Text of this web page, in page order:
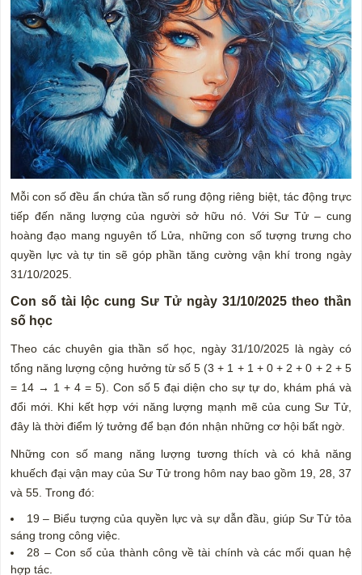
Mỗi con số đều ẩn chứa tần số rung động riêng biệt, tác động trực
tiếp đến năng lượng của người sở hữu nó. Với Sư Tử – cung
hoàng đạo mang nguyên tố Lửa, những con số tượng trưng cho
quyền lực và tự tin sẽ góp phần tăng cường vận khí trong ngày
31/10/2025.
Con số tài lộc cung Sư Tử ngày 31/10/2025 theo thần
số học
Theo các chuyên gia thần số học, ngày 31/10/2025 là ngày có
tổng năng lượng cộng hưởng từ số 5 (3 + 1 + 1 + 0 + 2 + 0 + 2 + 5
= 14 → 1 + 4 = 5). Con số 5 đại diện cho sự tự do, khám phá và
đổi mới. Khi kết hợp với năng lượng mạnh mẽ của cung Sư Tử,
đây là thời điểm lý tưởng để bạn đón nhận những cơ hội bất ngờ.
Những con số mang năng lượng tương thích và có khả năng
khuếch đại vận may của Sư Tử trong hôm nay bao gồm 19, 28, 37
và 55. Trong đó:
19 – Biểu tượng của quyền lực và sự dẫn đầu, giúp Sư Tử tỏa
sáng trong công việc.
28 – Con số của thành công về tài chính và các mối quan hệ
hợp tác.